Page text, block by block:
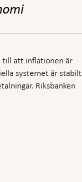
till att inflationen är
systemet är stabilt
Riksbanken